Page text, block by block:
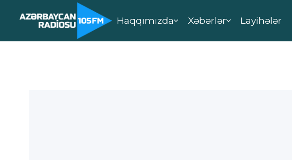
Haqqımızda Xəbərlər Layihələr